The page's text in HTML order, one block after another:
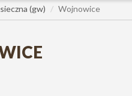
(gw) Wojnowice